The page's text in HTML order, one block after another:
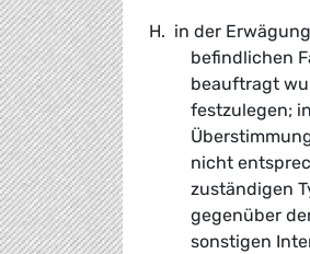
H. in der
befindlichen
beauftragt
festzulegen;
nicht
zuständigen
gegenüber
sonstigen